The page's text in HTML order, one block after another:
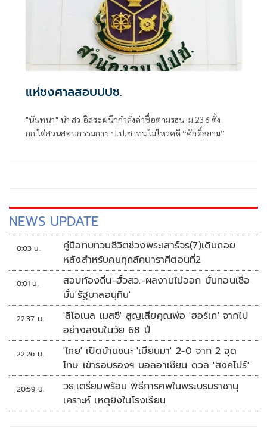
แห่ชงศาลสอบปปช.
"นันทนา" นำ สว.อิสระผนึกกำลังล่าชื่อตามรธน. ม.236 ตั้ง
กก.ไต่สวนสอบกรรมการ ป.ป.ช. ทนไม่ไหวคดี “ศักดิ์สยาม”
NEWS UPDATE
0:03 น.
คู่มือทบทวนชีวิตช่วงพระเสาร์จร(7)เดินถอย
หลังสำหรับคนทุกลัคนาราศีตอนที่2
0:01 น.
สอบท้องถิ่น-ฮั้วสว.-ผลงานไม่ออก บั่นทอนเชื่อ
มั่น'รัฐบาลอนุทิน'
22:37 น.
'ลิโอเนล เมสซี' สูญเสียคุณพ่อ 'ฮอร์เก' จากไป
อย่างสงบในวัย 68 ปี
22:26 น.
'ไทย' เปิดบ้านชนะ 'เมียนมา' 2-0 จาก 2 จุด
โทษ เข้ารอบรองฯ บอลอาเซียน ดวล 'สิงคโปร์'
20:59 น.
วธ.เตรียมพร้อม พิธีการศพในพระบรมราชานุ
เคราะห์ เหตุยิงในโรงเรียน